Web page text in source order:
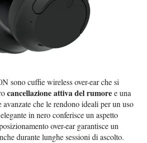
sono cuffie wireless over-ear che si
cancellazione attiva del rumoree una
avanzate che le rendono ideali per un uso
in nero conferisce un aspetto
over-ear garantisce un
durante lunghe sessioni di ascolto.